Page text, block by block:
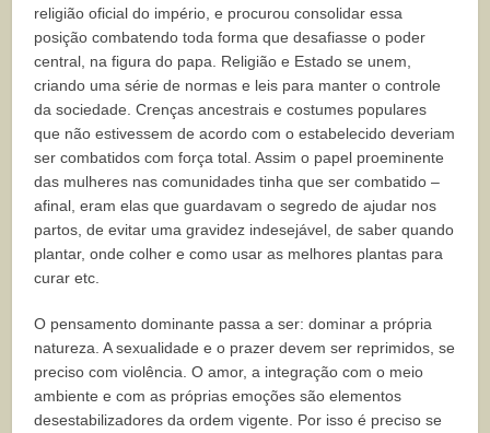
religião oficial do império, e procurou consolidar essa
posição combatendo toda forma que desafiasse o poder
central, na figura do papa. Religião e Estado se unem,
criando uma série de normas e leis para manter o controle
da sociedade. Crenças ancestrais e costumes populares
que não estivessem de acordo com o estabelecido deveriam
ser combatidos com força total. Assim o papel proeminente
das mulheres nas comunidades tinha que ser combatido –
afinal, eram elas que guardavam o segredo de ajudar nos
partos, de evitar uma gravidez indesejável, de saber quando
plantar, onde colher e como usar as melhores plantas para
curar etc.
O pensamento dominante passa a ser: dominar a própria
natureza. A sexualidade e o prazer devem ser reprimidos, se
preciso com violência. O amor, a integração com o meio
ambiente e com as próprias emoções são elementos
desestabilizadores da ordem vigente. Por isso é preciso se